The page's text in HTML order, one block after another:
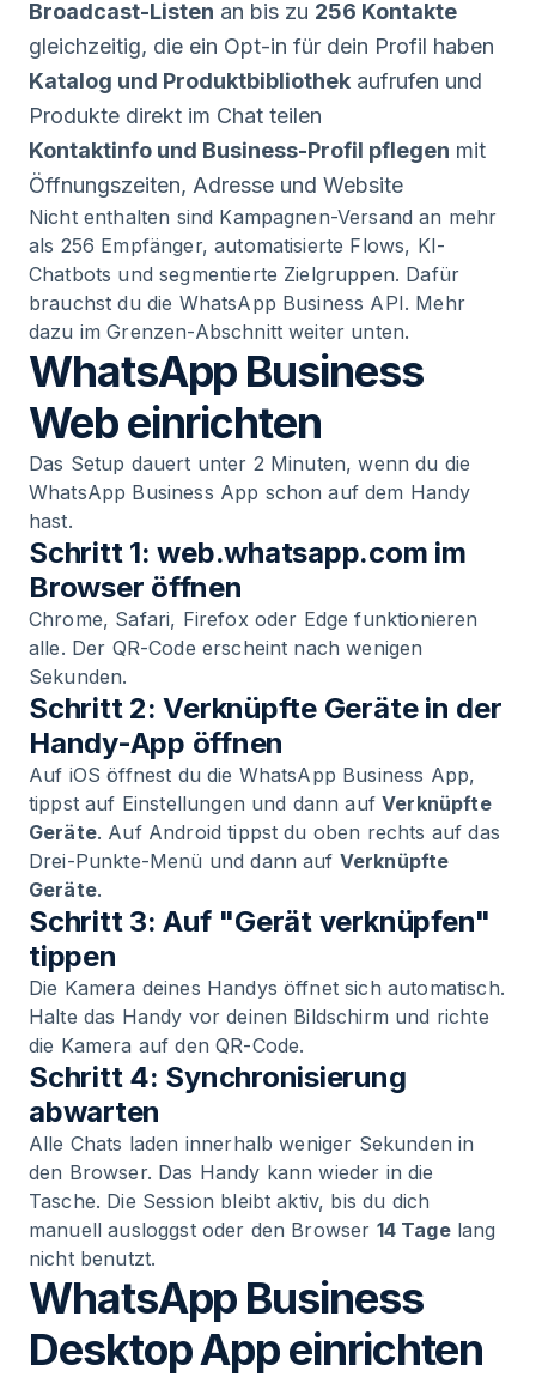
Broadcast-Listen an bis zu 256 Kontakte
gleichzeitig, die ein Opt-in für dein Profil haben
Katalog und Produktbibliothek aufrufen und
Produkte direkt im Chat teilen
Kontaktinfo und Business-Profil pflegen mit
Öffnungszeiten, Adresse und Website
Nicht enthalten sind Kampagnen-Versand an mehr
als 256 Empfänger, automatisierte Flows, KI-
Chatbots und segmentierte Zielgruppen. Dafür
brauchst du die WhatsApp Business API. Mehr
dazu im Grenzen-Abschnitt weiter unten.
WhatsApp Business
Web einrichten
Das Setup dauert unter 2 Minuten, wenn du die
WhatsApp Business App schon auf dem Handy
hast.
Schritt 1: web.whatsapp.com im
Browser öffnen
Chrome, Safari, Firefox oder Edge funktionieren
alle. Der QR-Code erscheint nach wenigen
Sekunden.
Schritt 2: Verknüpfte Geräte in der
Handy-App öffnen
Auf iOS öffnest du die WhatsApp Business App,
tippst auf Einstellungen und dann aufVerknüpfte
Geräte. Auf Android tippst du oben rechts auf das
Drei-Punkte-Menü und dann auf Verknüpfte
Geräte.
Schritt 3: Auf "Gerät verknüpfen"
tippen
Die Kamera deines Handys öffnet sich automatisch.
Halte das Handy vor deinen Bildschirm und richte
die Kamera auf den QR-Code.
Schritt 4: Synchronisierung
abwarten
Alle Chats laden innerhalb weniger Sekunden in
den Browser. Das Handy kann wieder in die
Tasche. Die Session bleibt aktiv, bis du dich
manuell ausloggst oder den Browser 14 Tagelang
nicht benutzt.
WhatsApp Business
Desktop App einrichten